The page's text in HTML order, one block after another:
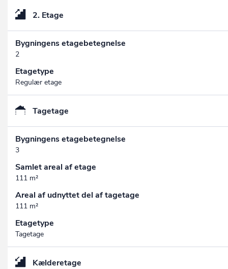
2. Etage
Bygningens etagebetegnelse
2
Etagetype
Regulær etage
Tagetage
Bygningens etagebetegnelse
3
Samlet areal af etage
111 m²
Areal af udnyttet del af tagetage
111 m²
Etagetype
Tagetage
Kælderetage